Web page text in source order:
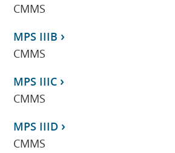
CMMS
MPS IIIB
CMMS
MPS IIIC
CMMS
MPS IIID
CMMS